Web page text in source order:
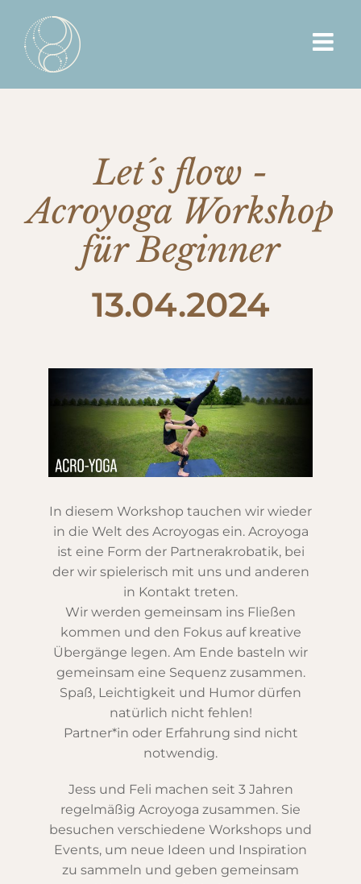
Inhalt
springen
Let´s flow -
Acroyoga Workshop
für Beginner
13.04.2024
In diesem Workshop tauchen wir wieder
in die Welt des Acroyogas ein. Acroyoga
ist eine Form der Partnerakrobatik, bei
der wir spielerisch mit uns und anderen
in Kontakt treten.
Wir werden gemeinsam ins Fließen
kommen und den Fokus auf kreative
Übergänge legen. Am Ende basteln wir
gemeinsam eine Sequenz zusammen.
Spaß, Leichtigkeit und Humor dürfen
natürlich nicht fehlen!
Partner*in oder Erfahrung sind nicht
notwendig.
Jess und Feli machen seit 3 Jahren
regelmäßig Acroyoga zusammen. Sie
besuchen verschiedene Workshops und
Events, um neue Ideen und Inspiration
zu sammeln und geben gemeinsam